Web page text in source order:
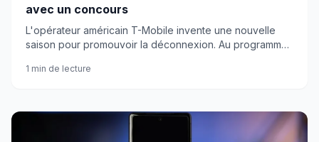
avec un concours
L'opérateur américain T-Mobile invente une nouvelle
saison pour promouvoir la déconnexion. Au programme :
1 min de lecture